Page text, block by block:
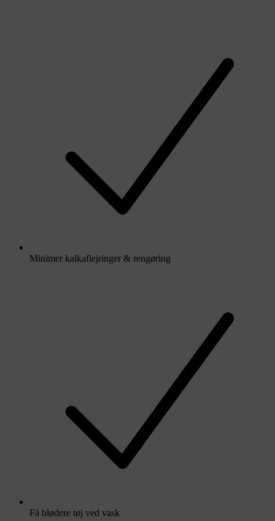
Minimer kalkaflejringer & rengøring
Få blødere tøj ved vask